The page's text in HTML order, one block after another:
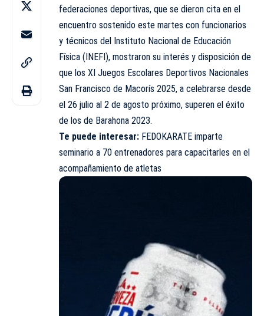
federaciones deportivas, que se dieron cita en el
encuentro sostenido este martes con funcionarios
y técnicos del Instituto Nacional de Educación
Física (INEFI), mostraron su interés y disposición de
que los XI Juegos Escolares Deportivos Nacionales
San Francisco de Macorís 2025, a celebrarse desde
el 26 julio al 2 de agosto próximo, superen el éxito
de los de Barahona 2023.
Te puede interesar: FEDOKARATE imparte
seminario a 70 entrenadores para capacitarles en el
acompañamiento de atletas